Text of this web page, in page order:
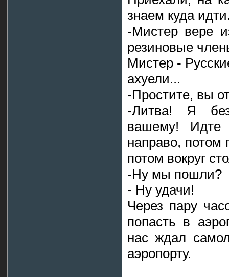
знаем куда
-Мистер вере
резиновые
Мистер -
ахуели...
-Простите, вы
-Литва! Я
вашему! Идте
направо, потом
потом вокруг
-Ну мы пошли?
- Ну удачи!
Через пару
попасть в
нас ждал
аэропорту.